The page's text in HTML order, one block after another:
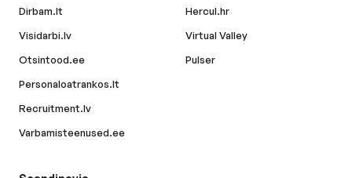
Dirbam.lt
Visidarbi.lv
Otsintood.ee
Personaloatrankos.lt
Recruitment.lv
Varbamisteenused.ee
Hercul.hr
Virtual Valley
Pulser